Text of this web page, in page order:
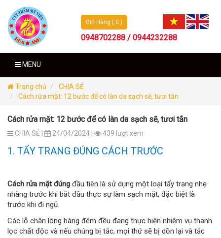
Giỏ Hàng ( 0 )
0948702288 / 0944232288
MENU
Trang chủ
CHIA SẺ
Cách rửa mặt: 12 bước để có làn da sạch sẽ, tươi tắn
Cách rửa mặt: 12 bước để có làn da sạch sẽ, tươi tắn
CHIA SẺ | 24/04/2024 | 439 lượt xem
1. TẨY TRANG ĐÚNG CÁCH TRƯỚC
Cách rửa mặt đúng đầu tiên là sử dụng một loại tẩy trang nhẹ
nhàng trước khi bắt đầu thực sự làm sạch mặt, đặc biệt là
trước khi đi ngủ.
Các lỗ chân lông hàng đêm đều đang thực hiện nhiệm vụ thanh
lọc chất độc và nếu chúng bị tắc, mọi thứ sẽ bị dồn lại và tắc